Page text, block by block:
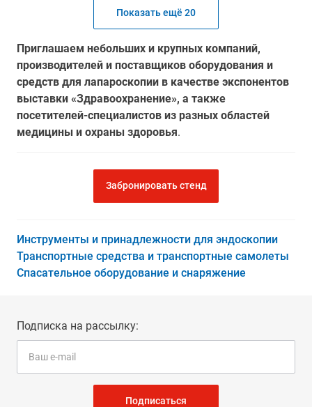
Показать ещё 20
Приглашаем небольших и крупных компаний,
производителей и поставщиков оборудования и
средств для лапароскопии в качестве экспонентов
выставки «Здравоохранение», а также
посетителей-специалистов из разных областей
медицины и охраны здоровья.
Забронировать стенд
Инструменты и принадлежности для эндоскопии
Транспортные средства и транспортные самолеты
Спасательное оборудование и снаряжение
Подписка на рассылку:
Подписаться